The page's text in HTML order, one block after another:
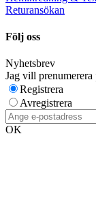
Returansökan
Följ oss
Nyhetsbrev
Jag vill prenumerera
Registrera
Avregistrera
OK